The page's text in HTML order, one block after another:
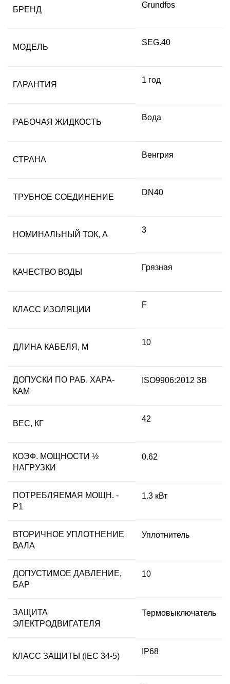
БРЕНД
Grundfos
МОДЕЛЬ
SEG.40
ГАРАНТИЯ
1 год
РАБОЧАЯ ЖИДКОСТЬ
Вода
СТРАНА
Венгрия
ТРУБНОЕ СОЕДИНЕНИЕ
DN40
НОМИНАЛЬНЫЙ ТОК, А
3
КАЧЕСТВО ВОДЫ
Грязная
КЛАСС ИЗОЛЯЦИИ
F
ДЛИНА КАБЕЛЯ, М
10
ДОПУСКИ ПО РАБ. ХАРА-
КАМ
ISO9906:2012 3B
ВЕС, КГ
42
КОЭФ. МОЩНОСТИ ½
НАГРУЗКИ
0.62
ПОТРЕБЛЯЕМАЯ МОЩН. -
P1
1.3 кВт
ВТОРИЧНОЕ УПЛОТНЕНИЕ
ВАЛА
Уплотнитель
ДОПУСТИМОЕ ДАВЛЕНИЕ,
БАР
10
ЗАЩИТА
ЭЛЕКТРОДВИГАТЕЛЯ
Термовыключатель
КЛАСС ЗАЩИТЫ (IEC 34-5)
IP68